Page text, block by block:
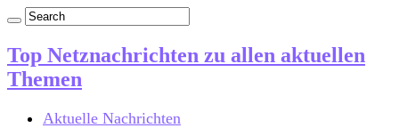
Top Netznachrichten zu allen aktuellen
Themen
Aktuelle Nachrichten